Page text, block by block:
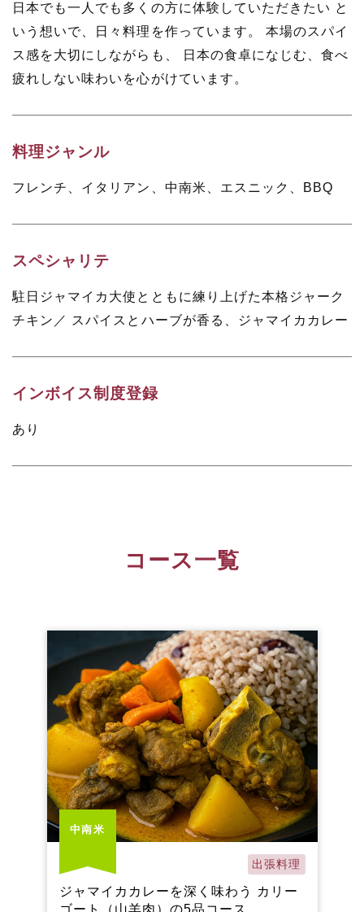
日本でも一人でも多くの方に体験していただきたい と
いう想いで、日々料理を作っています。 本場のスパイ
ス感を大切にしながらも、 日本の食卓になじむ、食べ
疲れしない味わいを心がけています。
料理ジャンル
フレンチ、イタリアン、中南米、エスニック、BBQ
スペシャリテ
駐日ジャマイカ大使とともに練り上げた本格ジャーク
チキン／ スパイスとハーブが香る、ジャマイカカレー
インボイス制度登録
あり
コース一覧
中南米
出張料理
ジャマイカカレーを深く味わう カリー
ゴート（山羊肉）の5品コース